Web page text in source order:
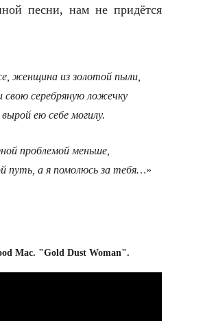
песни, нам не придётся
женщина из золотой пыли,
свою серебряную ложечку
ею себе могилу.
проблемой меньше,
путь, а я помолюсь за тебя…»
Mac. "Gold Dust Woman".